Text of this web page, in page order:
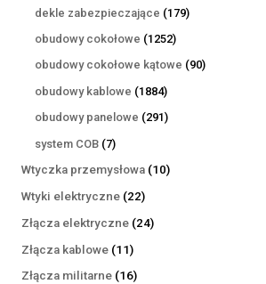
produktów
dekle zabezpieczające 179179
obudowy cokołowe 12521252
produkty
obudowy cokołowe kątowe 9090
obudowy kablowe 18841884
produkty
obudowy panelowe 291291
system COB 77
produktów
Wtyczka przemysłowa 1010
Wtyki elektryczne 2222
produkty
Złącza elektryczne 2424
Złącza kablowe 1111
produktów
Złącza militarne 1616